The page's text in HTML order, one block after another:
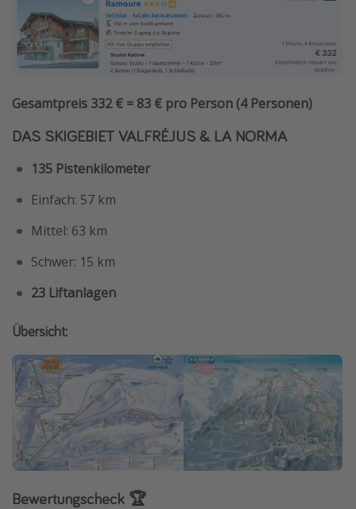
Gesamtpreis 332 € = 83 € pro Person (4 Personen)
DAS SKIGEBIET VALFRÉJUS & LA NORMA
135 Pistenkilometer
Einfach: 57 km
Mittel: 63 km
Schwer: 15 km
23 Liftanlagen
Übersicht:
Bewertungscheck 🏆